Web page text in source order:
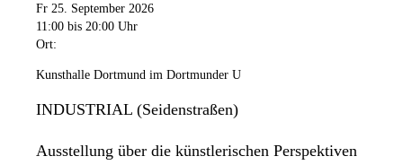
Fr 25. September 2026
11:00 bis 20:00 Uhr
Ort:
Kunsthalle Dortmund im Dortmunder U
INDUSTRIAL (Seidenstraßen)
Ausstellung über die künstlerischen Perspektiven